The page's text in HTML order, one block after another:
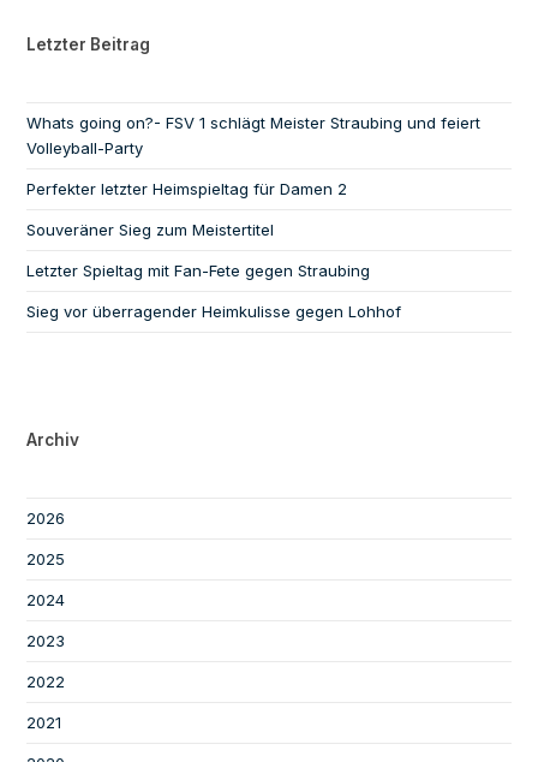
Letzter Beitrag
Whats going on?- FSV 1 schlägt Meister Straubing und feiert
Volleyball-Party
Perfekter letzter Heimspieltag für Damen 2
Souveräner Sieg zum Meistertitel
Letzter Spieltag mit Fan-Fete gegen Straubing
Sieg vor überragender Heimkulisse gegen Lohhof
Archiv
2026
2025
2024
2023
2022
2021